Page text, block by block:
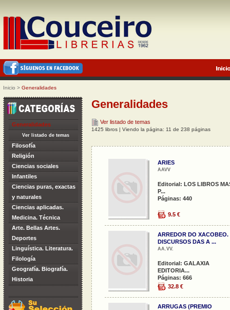
Inicio > Generalidades
Generalidades
Ver listado de temas
Filosofía
Religión
Ciencias sociales
Infantiles
Ciencias puras, exactas
y naturales
Ciencias aplicadas.
Medicina. Técnica
Arte. Bellas Artes.
Deportes
Linguística. Literatura.
Filología
Geografía. Biografía.
Historia
Generalidades
Ver listado de temas
1425 libros | Viendo la página: 11 de 238 páginas
ARIES
AAVV
Editorial: LOS LIBROS
P...
Páginas: 440
9.5 €
ARREDOR DO XACOBEO.
DISCURSOS DAS A ...
AA.VV.
Editorial: GALAXIA
EDITORIA...
Páginas: 666
32.8 €
ARRUGAS (PREMIO